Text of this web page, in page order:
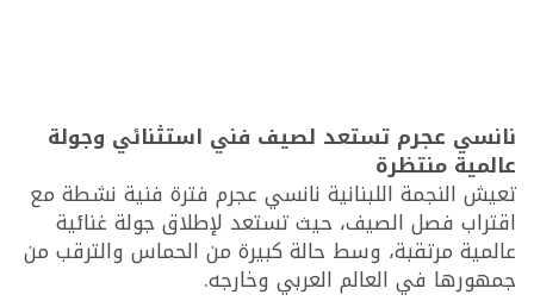
نانسي عجرم تستعد لصيف فني استثنائي وجولة
عالمية منتظرة
تعيش النجمة اللبنانية نانسي عجرم فترة فنية نشطة مع
اقتراب فصل الصيف، حيث تستعد لإطلاق جولة غنائية
عالمية مرتقبة، وسط حالة كبيرة من الحماس والترقب من
جمهورها في العالم العربي وخارجه.